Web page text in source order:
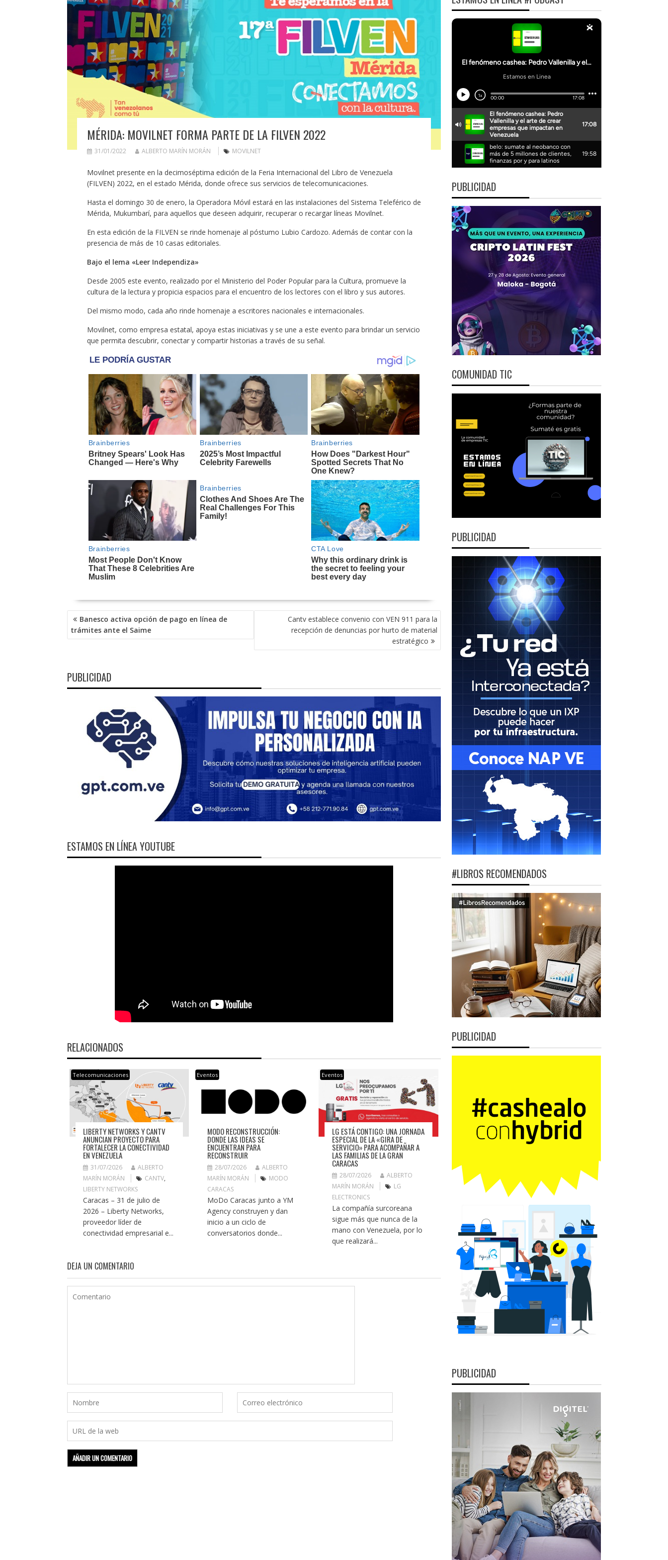
MÉRIDA: MOVILNET FORMA PARTE DE LA FILVEN 2022
31/01/2022 ALBERTO MARÍN MORÁN MOVILNET
Movilnet presente en la decimoséptima edición de la Feria Internacional del Libro de Venezuela
(FILVEN) 2022, en el estado Mérida, donde ofrece sus servicios de telecomunicaciones.
Hasta el domingo 30 de enero, la Operadora Móvil estará en las instalaciones del Sistema Teleférico de
Mérida, Mukumbarí, para aquellos que deseen adquirir, recuperar o recargar líneas Movilnet.
En esta edición de la FILVEN se rinde homenaje al póstumo Lubio Cardozo. Además de contar con la
presencia de más de 10 casas editoriales.
Bajo el lema «Leer Independiza»
Desde 2005 este evento, realizado por el Ministerio del Poder Popular para la Cultura, promueve la
cultura de la lectura y propicia espacios para el encuentro de los lectores con el libro y sus autores.
Del mismo modo, cada año rinde homenaje a escritores nacionales e internacionales.
Movilnet, como empresa estatal, apoya estas iniciativas y se une a este evento para brindar un servicio
que permita descubrir, conectar y compartir historias a través de su señal.
NAVEGACIÓN
DE
ENTRADAS
Banesco activa opción de pago en línea de
trámites ante el Saime
Cantv establece convenio con VEN 911 para la
recepción de denuncias por hurto de material
estratégico
PUBLICIDAD
ESTAMOS EN LÍNEA YOUTUBE
RELACIONADOS
Telecomunicaciones
LIBERTY NETWORKS Y CANTV
ANUNCIAN PROYECTO PARA
FORTALECER LA CONECTIVIDAD
EN VENEZUELA
31/07/2026
ALBERTO
MARÍN MORÁN
CANTV,
LIBERTY NETWORKS
Caracas – 31 de julio de
2026 – Liberty Networks,
proveedor líder de
conectividad empresarial e...
Eventos
MODO RECONSTRUCCIÓN:
DONDE LAS IDEAS SE
ENCUENTRAN PARA
RECONSTRUIR
28/07/2026
ALBERTO
MARÍN MORÁN
MODO
CARACAS
MoDo Caracas junto a YM
Agency construyen y dan
inicio a un ciclo de
conversatorios donde...
Eventos
LG ESTÁ CONTIGO: UNA JORNADA
ESPECIAL DE LA «GIRA DE
SERVICIO» PARA ACOMPAÑAR A
LAS FAMILIAS DE LA GRAN
CARACAS
28/07/2026
ALBERTO
MARÍN MORÁN
LG
ELECTRONICS
La compañía surcoreana
sigue más que nunca de la
mano con Venezuela, por lo
que realizará...
DEJA UN COMENTARIO
PUBLICIDAD
COMUNIDAD TIC
PUBLICIDAD
#LIBROS RECOMENDADOS
PUBLICIDAD
PUBLICIDAD